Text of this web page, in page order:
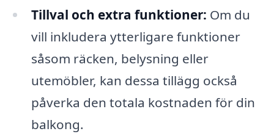
Tillval och extra funktioner: Om du
vill inkludera ytterligare funktioner
såsom räcken, belysning eller
utemöbler, kan dessa tillägg också
påverka den totala kostnaden för din
balkong.